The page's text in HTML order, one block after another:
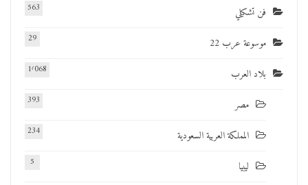
فن تشكيلي 563
موسوعة عرب 22 29
بلاد العرب 1٬068
مصر 393
المملكة العربية السعودية 234
ليبيا 5